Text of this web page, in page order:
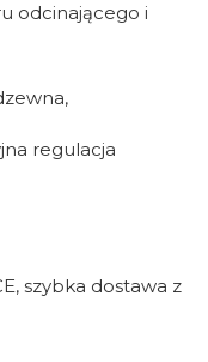
odcinającego i
regulacja
szybka dostawa z